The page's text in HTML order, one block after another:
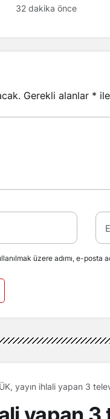
stratejik vizyon
32 dakika önce
Gerekli alanlar *
üzere adımı, e-
yayın ihlali yapan 3